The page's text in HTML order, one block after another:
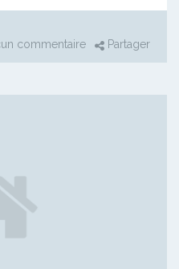
commentaire Partager